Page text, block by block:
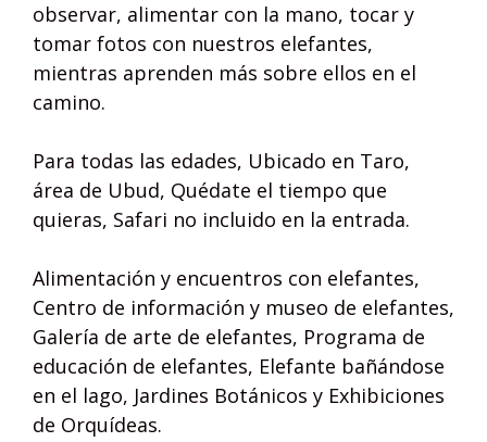
observar, alimentar con la mano, tocar y
tomar fotos con nuestros elefantes,
mientras aprenden más sobre ellos en el
camino.
Para todas las edades, Ubicado en Taro,
área de Ubud, Quédate el tiempo que
quieras, Safari no incluido en la entrada.
Alimentación y encuentros con elefantes,
Centro de información y museo de elefantes,
Galería de arte de elefantes, Programa de
educación de elefantes, Elefante bañándose
en el lago, Jardines Botánicos y Exhibiciones
de Orquídeas.